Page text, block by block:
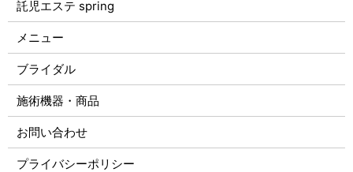
託児エステ spring
メニュー
ブライダル
施術機器・商品
お問い合わせ
プライバシーポリシー